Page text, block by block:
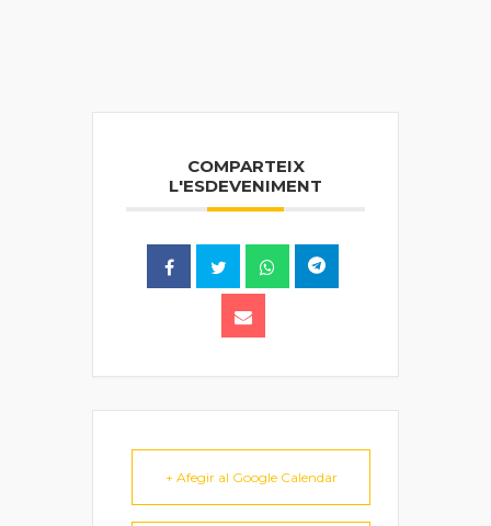
COMPARTEIX
L'ESDEVENIMENT
+ Afegir al Google Calendar